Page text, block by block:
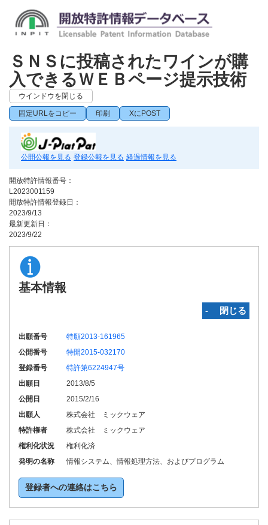
ＳＮＳに投稿されたワインが購
入できるＷＥＢページ提示技術
ウインドウを閉じる
固定URLをコピー 印刷 XにPOST
公開公報を見る 登録公報を見る 経過情報を見る
開放特許情報番号：
L2023001159
開放特許情報登録日：
2023/9/13
最新更新日：
2023/9/22
基本情報
‐ 閉じる
出願番号
特願2013-161965
公開番号
特開2015-032170
登録番号
特許第6224947号
出願日
2013/8/5
公開日
2015/2/16
出願人
株式会社 ミックウェア
特許権者
株式会社 ミックウェア
権利化状況
権利化済
発明の名称
情報システム、情報処理方法、およびプログラム
登録者への連絡はこちら